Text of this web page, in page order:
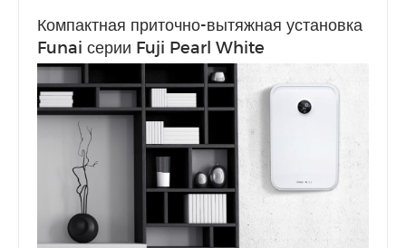
Компактная приточно-вытяжная установка
Funai серии Fuji Pearl White